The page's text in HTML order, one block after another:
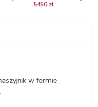
szafirami bez miligryfu,
5450 zł
w formie